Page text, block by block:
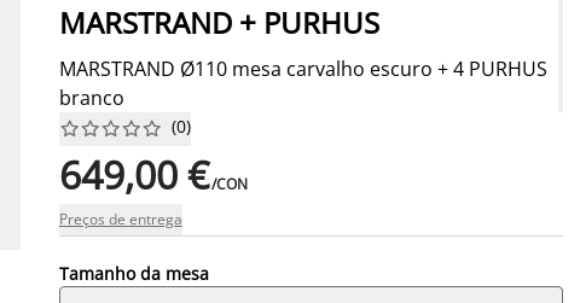
MARSTRAND + PURHUS
MARSTRAND Ø110 mesa carvalho escuro + 4 PURHUS
branco





 (0)
649,00 €/CON
Preços de entrega
Tamanho da mesa